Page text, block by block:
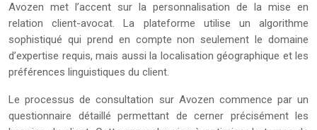
Avozen met l’accent sur la personnalisation de la mise en
relation client-avocat. La plateforme utilise un algorithme
sophistiqué qui prend en compte non seulement le domaine
d’expertise requis, mais aussi la localisation géographique et les
préférences linguistiques du client.
Le processus de consultation sur Avozen commence par un
questionnaire détaillé permettant de cerner précisément les